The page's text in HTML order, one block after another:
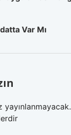
Var Mı